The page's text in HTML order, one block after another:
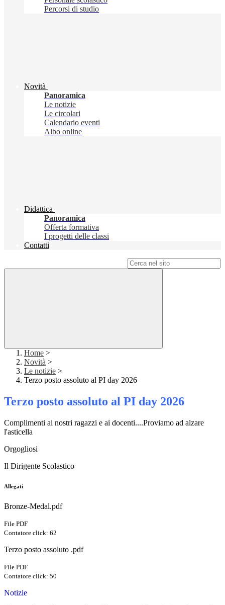
Percorsi di studio
Novità
Panoramica
Le notizie
Le circolari
Calendario eventi
Albo online
Didattica
Panoramica
Offerta formativa
I progetti delle classi
Contatti
Home >
Novità >
Le notizie >
Terzo posto assoluto al PI day 2026
Terzo posto assoluto al PI day 2026
Complimenti ai nostri ragazzi e ai docenti....Proviamo ad alzare
l'asticella
Orgogliosi
Il Dirigente Scolastico
Allegati
Bronze-Medal.pdf
File PDF
Contatore click: 62
Terzo posto assoluto .pdf
File PDF
Contatore click: 50
Notizie